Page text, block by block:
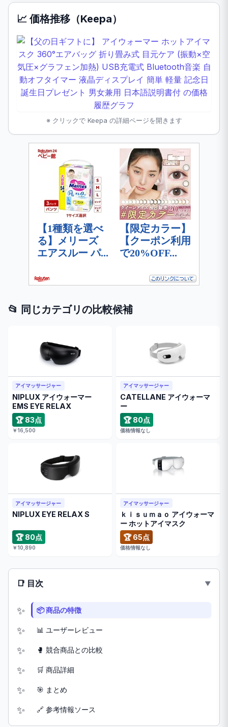
📈 価格推移（Keepa）
※ クリックで Keepa の詳細ページを開きます
📂 同じカテゴリの比較候補
アイマッサージャー
NIPLUX アイウォーマー
EMS EYE RELAX
🏆 83点
￥16,500
アイマッサージャー
CATELLANE アイウォーマ
ー
🏆 80点
価格情報なし
アイマッサージャー
NIPLUX EYE RELAX S
🏆 80点
￥10,890
アイマッサージャー
ｋｉｓｕｍａｏ アイウォーマ
ー ホットアイマスク
🏆 65点
価格情報なし
📑 目次
📦 商品の特徴
📊 ユーザーレビュー
🥊 競合商品との比較
🛒 商品詳細
🎯 まとめ
🔗 参考情報ソース